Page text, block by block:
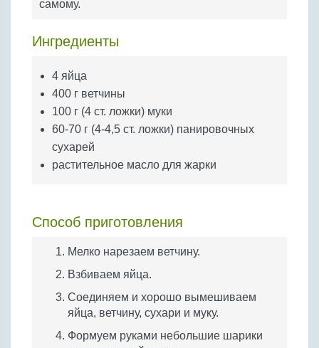
Бобовые
Крупы
самому.
Ингредиенты
4 яйца
400 г ветчины
100 г (4 ст. ложки) муки
60-70 г (4-4,5 ст. ложки) панировочных
сухарей
растительное масло для жарки
Способ приготовления
Мелко нарезаем ветчину.
Взбиваем яйца.
Соединяем и хорошо вымешиваем
яйца, ветчину, сухари и муку.
Формуем руками небольшие шарики